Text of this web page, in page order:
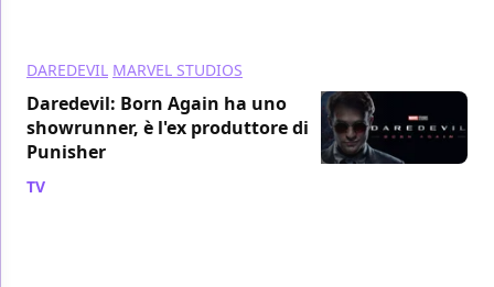
DAREDEVIL MARVEL STUDIOS
Daredevil: Born Again ha uno
showrunner, è l'ex produttore di
Punisher
TV